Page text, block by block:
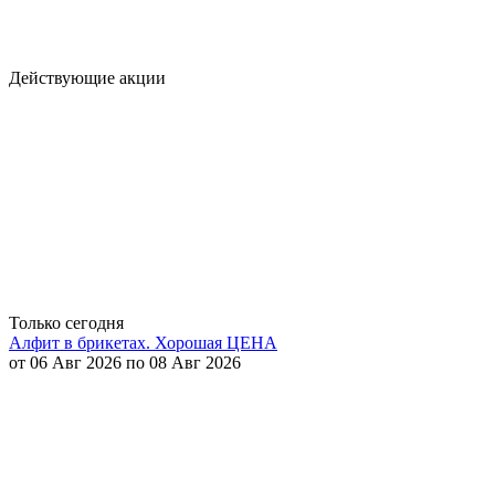
Действующие акции
Только сегодня
Алфит в брикетах. Хорошая ЦЕНА
от 06 Авг 2026 по 08 Авг 2026